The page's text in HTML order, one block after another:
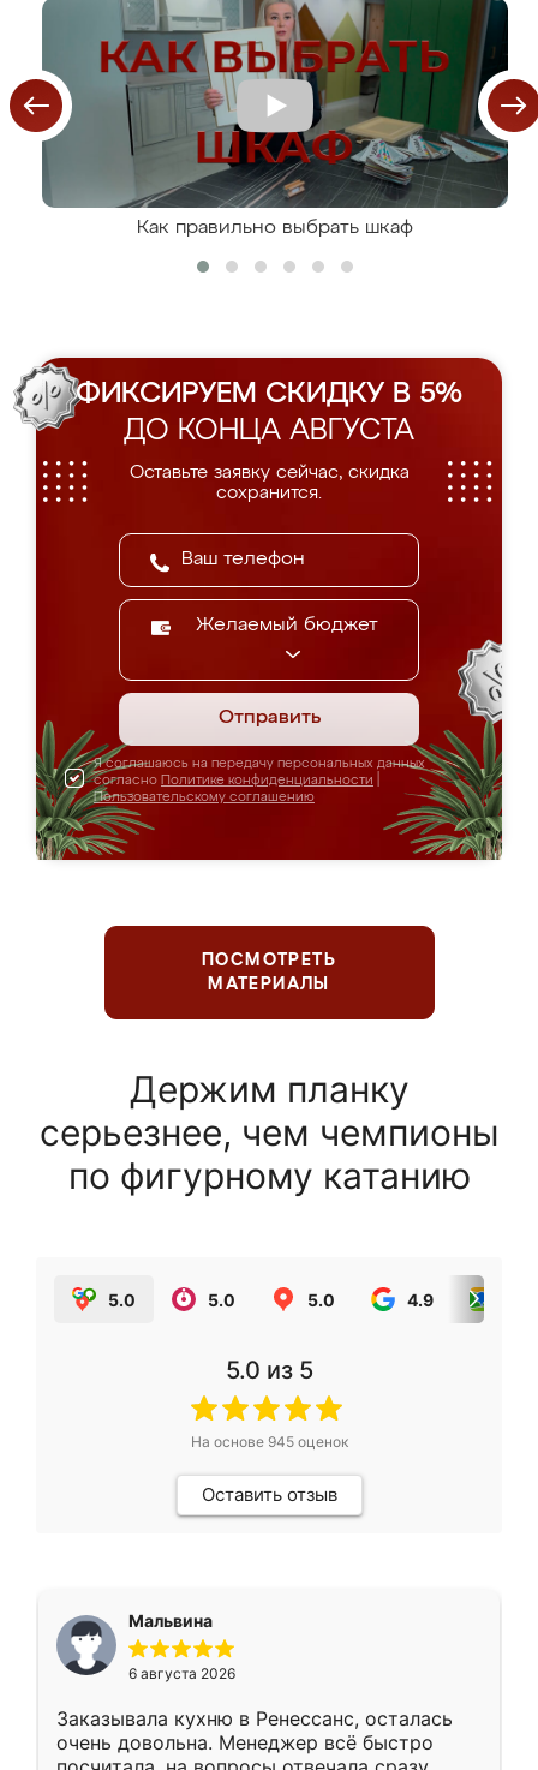
Как правильно выбрать шкаф
ФИКСИРУЕМ СКИДКУ В 5%
ДО КОНЦА АВГУСТА
Оставьте заявку сейчас, скидка
сохранится.
Желаемый бюджет
Отправить
Я соглашаюсь на передачу персональных данных
согласно Политике конфиденциальности
Пользовательскому соглашению
ПОСМОТРЕТЬ
МАТЕРИАЛЫ
Держим планку
серьезнее, чем чемпионы
по фигурному катанию
5.0 5.0 5.0 4.9
5.0 из 5
На основе 945оценок
Оставить отзыв
Мальвина
6 августа 2026
Заказывала кухню в Ренессанс, осталась
очень довольна. Менеджер всё быстро